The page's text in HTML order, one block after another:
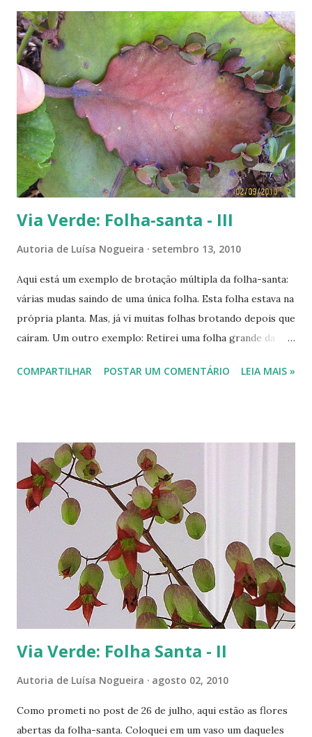
Via Verde: Folha-santa - III
Autoria de Luísa Nogueira setembro 13, 2010
Aqui está um exemplo de brotação múltipla da folha-santa:
várias mudas saindo de uma única folha. Esta folha estava na
própria planta. Mas, já vi muitas folhas brotando depois que
caíram. Um outro exemplo: Retirei uma folha grande da
semanas depois, ela começou a brotar dos dois lados, em
secas. Vejam: a primeira enraizou bem, permanecendo
verde. A outra, apesar de estar secando e sem contato com
a terra, também enraizou, porém suas raízes ficaram
brancas. Isto mostra o grande potencial ativo da
composição dessa planta. Há pesquisas em várias partes do
Brasil sobre esta e outras plantas, creio eu. Mas, será que
essas pesquisas tentam, a fundo, descobrir os variados
COMPARTILHAR POSTAR UM COMENTÁRIO LEIA MAIS »
Via Verde: Folha Santa - II
Autoria de Luísa Nogueira agosto 02, 2010
Como prometi no post de 26 de julho, aqui estão as flores
abertas da folha-santa. Coloquei em um vaso um daqueles